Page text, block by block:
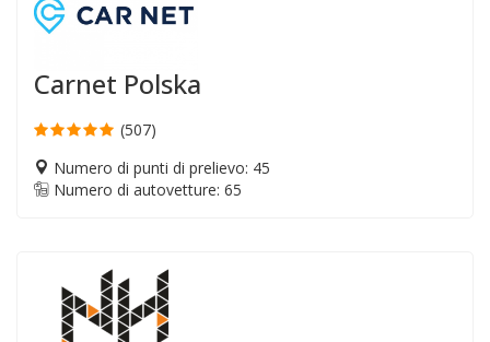
Carnet Polska
(507)
Numero di punti di prelievo: 45
Numero di autovetture: 65